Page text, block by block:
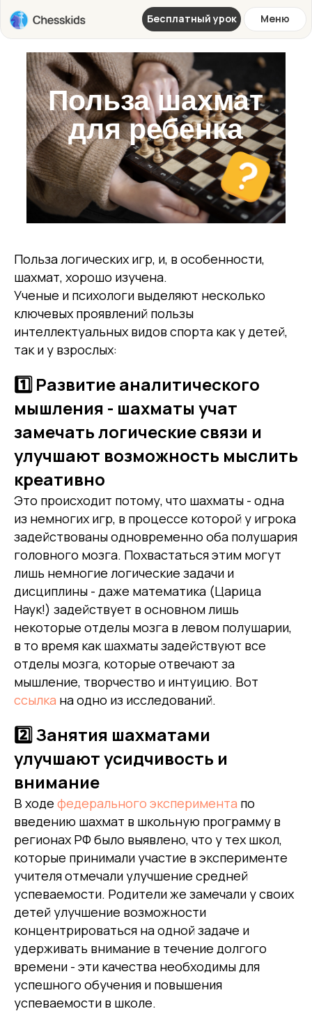
Бесплатный урок Меню
Польза шахмат
для ребенка
Польза логических игр, и, в особенности,
шахмат, хорошо изучена.
Ученые и психологи выделяют несколько
ключевых проявлений пользы
интеллектуальных видов спорта как у детей,
так и у взрослых:
1️⃣ Развитие аналитического
мышления - шахматы учат
замечать логические связи и
улучшают возможность мыслить
креативно
Это происходит потому, что шахматы - одна
из немногих игр, в процессе которой у игрока
задействованы одновременно оба полушария
головного мозга. Похвастаться этим могут
лишь немногие логические задачи и
дисциплины - даже математика (Царица
Наук!) задействует в основном лишь
некоторые отделы мозга в левом полушарии,
в то время как шахматы задействуют все
отделы мозга, которые отвечают за
мышление, творчество и интуицию. Вот
ссылка на одно из исследований.
2️⃣ Занятия шахматами
улучшают усидчивость и
внимание
В ходе федерального эксперимента по
введению шахмат в школьную программу в
регионах РФ было выявлено, что у тех школ,
которые принимали участие в эксперименте
учителя отмечали улучшение средней
успеваемости. Родители же замечали у своих
детей улучшение возможности
концентрироваться на одной задаче и
удерживать внимание в течение долгого
времени - эти качества необходимы для
успешного обучения и повышения
успеваемости в школе.